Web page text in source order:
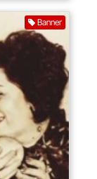
Banner